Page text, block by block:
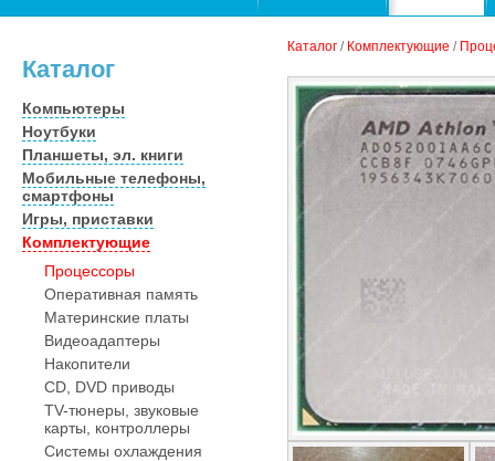
Каталог
Компьютеры
Ноутбуки
Планшеты, эл. книги
Мобильные телефоны,
смартфоны
Игры, приставки
Комплектующие
Процессоры
Оперативная память
Материнские платы
Видеоадаптеры
Накопители
CD, DVD приводы
TV-тюнеры, звуковые
карты, контроллеры
Системы охлаждения
Каталог / Комплектующие /